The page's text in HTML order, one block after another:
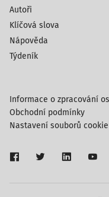
Autoři
Klíčová slova
Nápověda
Týdeník
Informace o zpracování
Obchodní podmínky
Nastavení souborů cookie